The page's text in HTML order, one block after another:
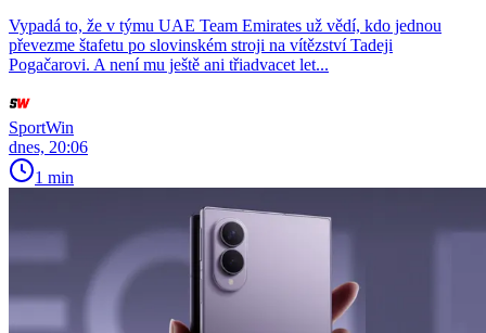
Vypadá to, že v týmu UAE Team Emirates už vědí, kdo jednou
převezme štafetu po slovinském stroji na vítězství Tadeji
Pogačarovi. A není mu ještě ani třiadvacet let...
SportWin
dnes, 20:06
1 min